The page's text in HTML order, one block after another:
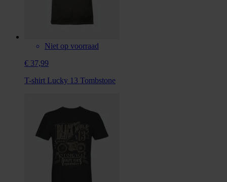
Niet op voorraad
€ 37,99
T-shirt Lucky 13 Tombstone